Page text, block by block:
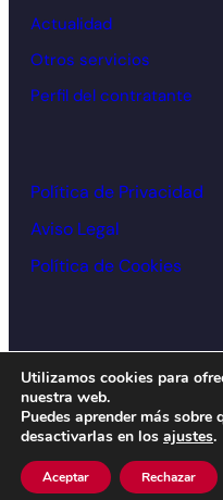
Actualidad
Otros servicios
Perfil del contratante
Política de Privacidad
Aviso Legal
Política de Cookies
Diseño y desarrollo:
Utilizamos cookies para
nuestra web.
Puedes aprender más
desactivarlas en los ajustes.
Aceptar Rechazar